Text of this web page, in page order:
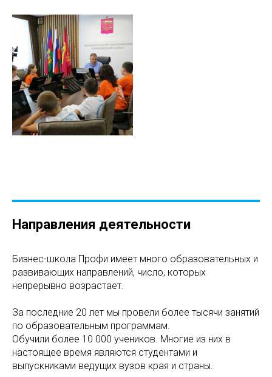
Направления деятельности
Бизнес-школа Профи имеет много образовательных и
развивающих направлений, число, которых
непрерывно возрастает.
За последние 20 лет мы провели более тысячи занятий
по образовательным программам.
Обучили более 10 000 учеников. Многие из них в
настоящее время являются студентами и
выпускниками ведущих вузов края и страны.